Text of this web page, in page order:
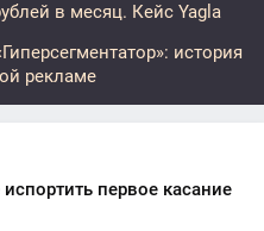
в месяц. Кейс Yagla
история
рекламе
первое касание